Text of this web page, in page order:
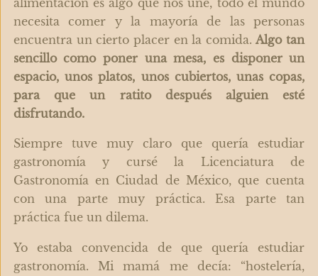
alimentación es algo que nos une, todo el mundo
necesita comer y la mayoría de las personas
encuentra un cierto placer en la comida.Algo tan
sencillo como poner una mesa, es disponer un
espacio, unos platos, unos cubiertos, unas copas,
para que un ratito después alguien esté
disfrutando.
Siempre tuve muy claro que quería estudiar
gastronomía y cursé la Licenciatura de
Gastronomía en Ciudad de México, que cuenta
con una parte muy práctica. Esa parte tan
práctica fue un dilema.
Yo estaba convencida de que quería estudiar
gastronomía. Mi mamá me decía: “hostelería,